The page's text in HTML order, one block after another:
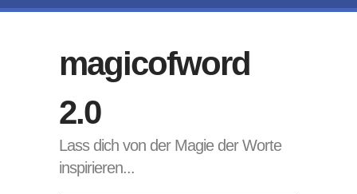
magicofword
2.0
Lass dich von der Magie der Worte
inspirieren...